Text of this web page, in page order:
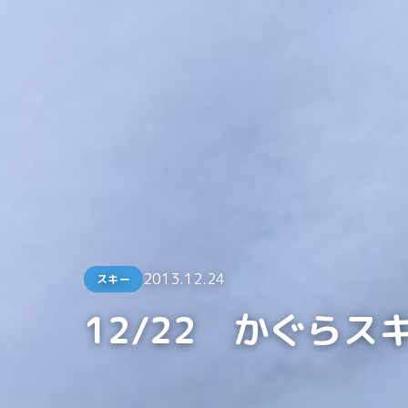
スキー 2013.12.24
12/22 かぐらス